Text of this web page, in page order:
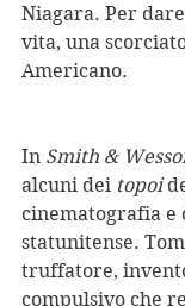
Niagara. Per
vita, una
Americano.
In Smith &
alcuni dei topoi
cinematografia
statunitense.
truffatore,
compulsivo che